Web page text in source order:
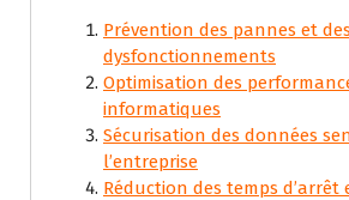
Prévention des pannes et des
dysfonctionnements
Optimisation des
informatiques
Sécurisation des données
l’entreprise
Réduction des temps d’arrêt